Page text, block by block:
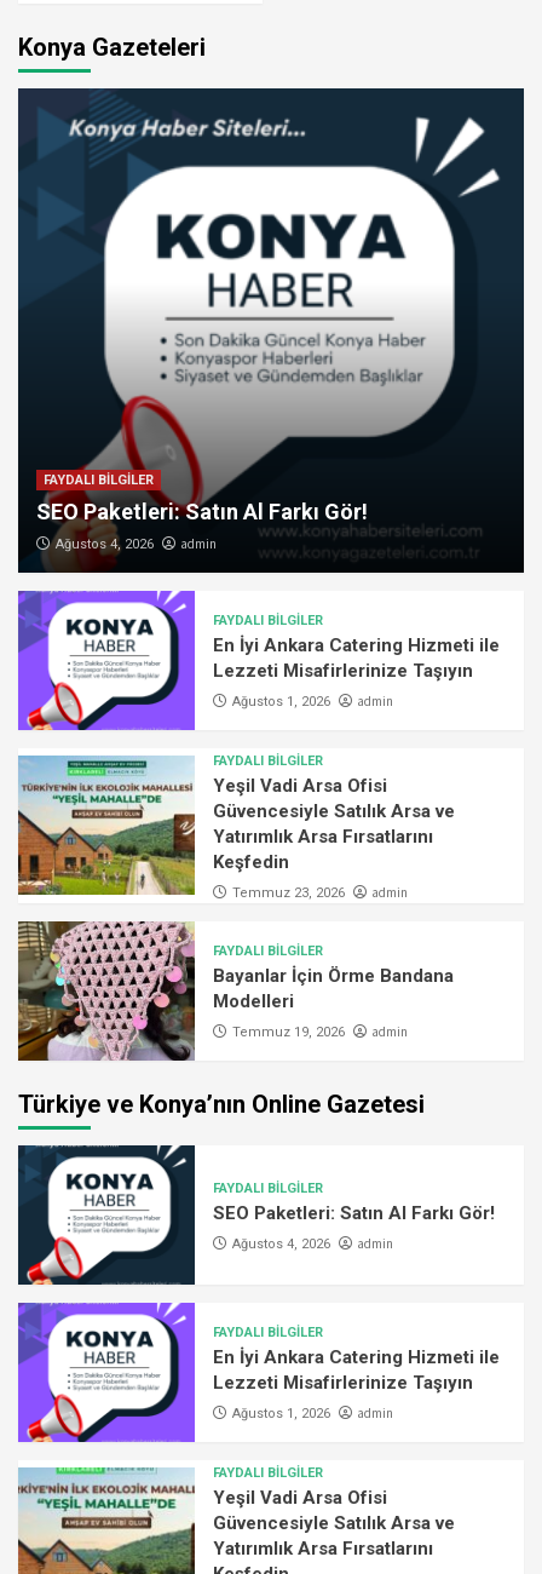
Konya Gazeteleri
FAYDALI BİLGİLER
SEO Paketleri: Satın Al Farkı Gör!
Ağustos 4, 2026 admin
FAYDALI BİLGİLER
En İyi Ankara Catering Hizmeti ile
Lezzeti Misafirlerinize Taşıyın
Ağustos 1, 2026 admin
FAYDALI BİLGİLER
Yeşil Vadi Arsa Ofisi
Güvencesiyle Satılık Arsa ve
Yatırımlık Arsa Fırsatlarını
Keşfedin
Temmuz 23, 2026 admin
FAYDALI BİLGİLER
Bayanlar İçin Örme Bandana
Modelleri
Temmuz 19, 2026 admin
Türkiye ve Konya’nın Online Gazetesi
FAYDALI BİLGİLER
SEO Paketleri: Satın Al Farkı Gör!
Ağustos 4, 2026 admin
FAYDALI BİLGİLER
En İyi Ankara Catering Hizmeti ile
Lezzeti Misafirlerinize Taşıyın
Ağustos 1, 2026 admin
FAYDALI BİLGİLER
Yeşil Vadi Arsa Ofisi
Güvencesiyle Satılık Arsa ve
Yatırımlık Arsa Fırsatlarını